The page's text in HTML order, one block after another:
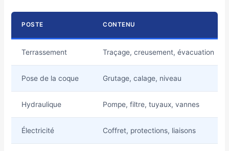
POSTE CONTENU
Terrassement Traçage, creusement, évacuation
Pose de la coque Grutage, calage, niveau
Hydraulique Pompe, filtre, tuyaux, vannes
Électricité Coffret, protections, liaisons